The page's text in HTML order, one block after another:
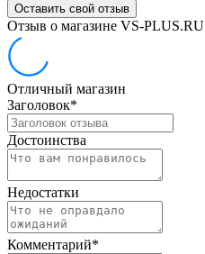
Оставить свой отзыв
Отзыв о магазине VS-PLUS.RU
Отличный магазин
Заголовок*
Достоинства
Недостатки
Комментарий*